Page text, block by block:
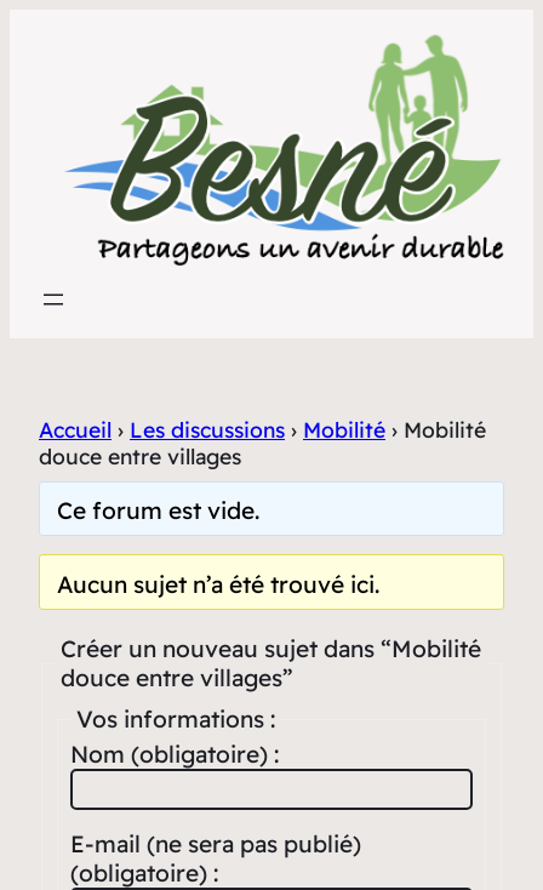
Accueil › Les discussions › Mobilité › Mobilité
douce entre villages
Ce forum est vide.
Aucun sujet n’a été trouvé ici.
Créer un nouveau sujet dans “Mobilité
douce entre villages”
Vos informations :
Nom (obligatoire) :
E-mail (ne sera pas publié)
(obligatoire) :